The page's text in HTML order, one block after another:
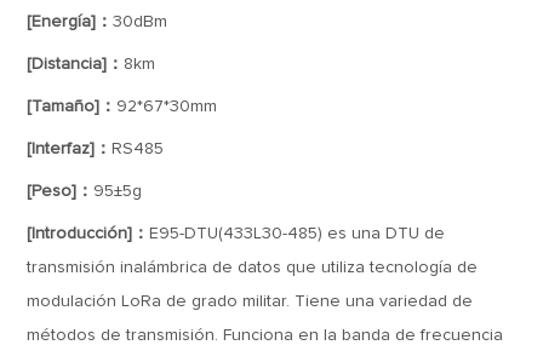
[Energía]：30dBm
[Distancia]： 8km
[Tamaño]： 92*67*30mm
[Interfaz]： RS485
[Peso]： 95±5g
[Introducción]： E95-DTU(433L30-485) es una DTU de
transmisión inalámbrica de datos que utiliza tecnología de
modulación LoRa de grado militar. Tiene una variedad de
métodos de transmisión. Funciona en la banda de frecuencia